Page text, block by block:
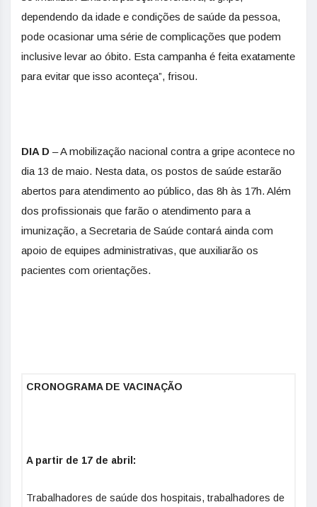
dependendo da idade e condições de saúde da pessoa,
pode ocasionar uma série de complicações que podem
inclusive levar ao óbito. Esta campanha é feita exatamente
para evitar que isso aconteça”, frisou.
DIA D – A mobilização nacional contra a gripe acontece no
dia 13 de maio. Nesta data, os postos de saúde estarão
abertos para atendimento ao público, das 8h às 17h. Além
dos profissionais que farão o atendimento para a
imunização, a Secretaria de Saúde contará ainda com
apoio de equipes administrativas, que auxiliarão os
pacientes com orientações.
CRONOGRAMA DE VACINAÇÃO
A partir de 17 de abril:
Trabalhadores de saúde dos hospitais, trabalhadores de